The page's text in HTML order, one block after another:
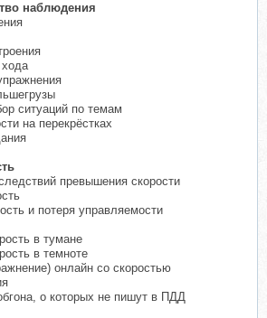
наблюдения
ситуаций по темам
на перекрёстках
превышения скорости
и потеря управляемости
в тумане
в темноте
онлайн со скоростью
о которых не пишут в ПДД